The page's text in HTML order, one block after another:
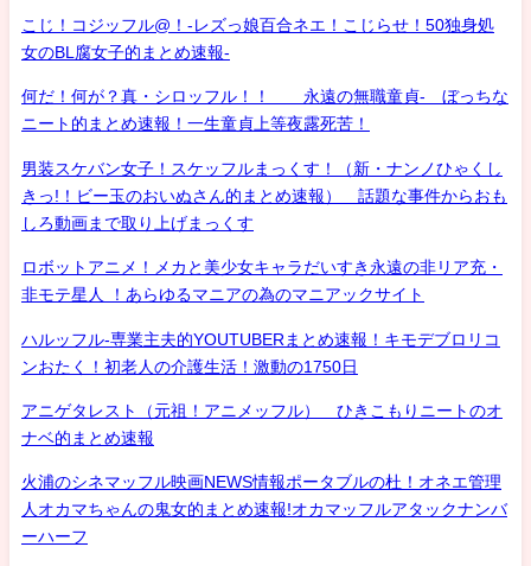
こじ！コジッフル@！-レズっ娘百合ネエ！こじらせ！50独身処
女のBL腐女子的まとめ速報-
何だ！何が？真・シロッフル！！ 永遠の無職童貞- ぼっちな
ニート的まとめ速報！一生童貞上等夜露死苦！
男装スケバン女子！スケッフルまっくす！（新・ナンノひゃくし
きっ!！ビー玉のおいぬさん的まとめ速報） 話題な事件からおも
しろ動画まで取り上げまっくす
ロボットアニメ！メカと美少女キャラだいすき永遠の非リア充・
非モテ星人 ！あらゆるマニアの為のマニアックサイト
ハルッフル-専業主夫的YOUTUBERまとめ速報！キモデブロリコ
ンおたく！初老人の介護生活！激動の1750日
アニゲタレスト（元祖！アニメッフル） ひきこもりニートのオ
ナベ的まとめ速報
火浦のシネマッフル映画NEWS情報ポータブルの杜！オネエ管理
人オカマちゃんの鬼女的まとめ速報!オカマッフルアタックナンバ
ーハーフ